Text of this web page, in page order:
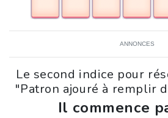
ANNONCES
Le second indice pour
"Patron ajouré à remplir
Il commence